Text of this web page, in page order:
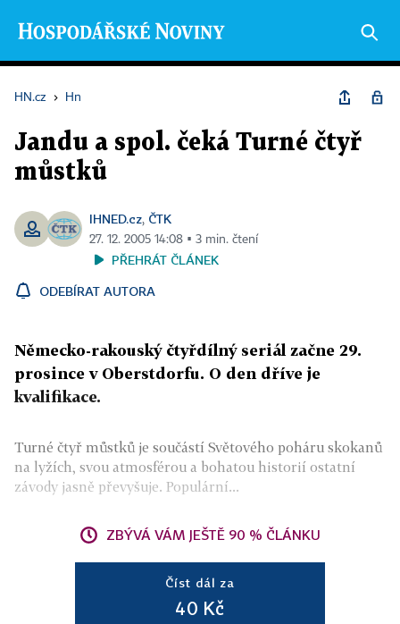
HN.cz › Hn
Jandu a spol. čeká Turné čtyř
můstků
IHNED.cz, ČTK
27. 12. 2005 14:08 ▪ 3 min. čtení
PŘEHRÁT ČLÁNEK
ODEBÍRAT AUTORA
Německo-rakouský čtyřdílný seriál začne 29.
prosince v Oberstdorfu. O den dříve je
kvalifikace.
Turné čtyř můstků je součástí Světového poháru skokanů
na lyžích, svou atmosférou a bohatou historií ostatní
závody jasně převyšuje. Populární...
ZBÝVÁ VÁM JEŠTĚ 90 % ČLÁNKU
Číst dál za
40 Kč